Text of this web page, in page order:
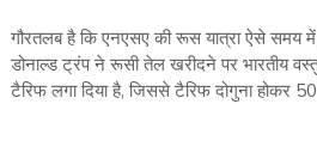
गौरतलब है कि एनएसए की रूस यात्रा ऐसे समय में
डोनाल्ड ट्रंप ने रूसी तेल खरीदने पर भारतीय
टैरिफ लगा दिया है, जिससे टैरिफ दोगुना होकर